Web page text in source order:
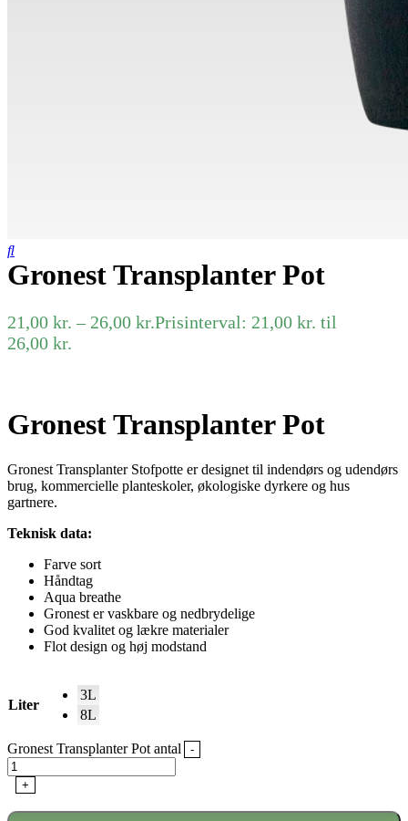
Gronest Transplanter Pot
21,00 kr. – 26,00 kr.Prisinterval: 21,00 kr. til
26,00 kr.
Gronest Transplanter Pot
Gronest Transplanter Stofpotte er designet til indendørs og udendørs
brug, kommercielle planteskoler, økologiske dyrkere og hus
gartnere.
Teknisk data:
Farve sort
Håndtag
Aqua breathe
Gronest er vaskbare og nedbrydelige
God kvalitet og lækre materialer
Flot design og høj modstand
Liter
3L
8L
Gronest Transplanter Pot antal -
+